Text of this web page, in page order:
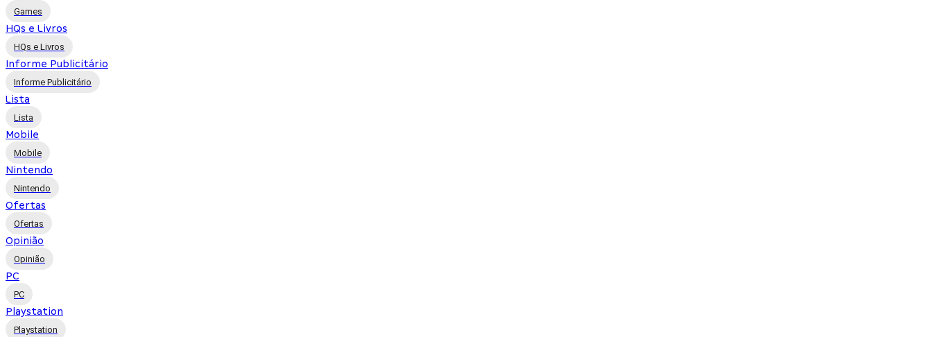
Games
HQs e Livros
HQs e Livros
Informe Publicitário
Informe Publicitário
Lista
Lista
Mobile
Mobile
Nintendo
Nintendo
Ofertas
Ofertas
Opinião
Opinião
PC
PC
Playstation
Playstation